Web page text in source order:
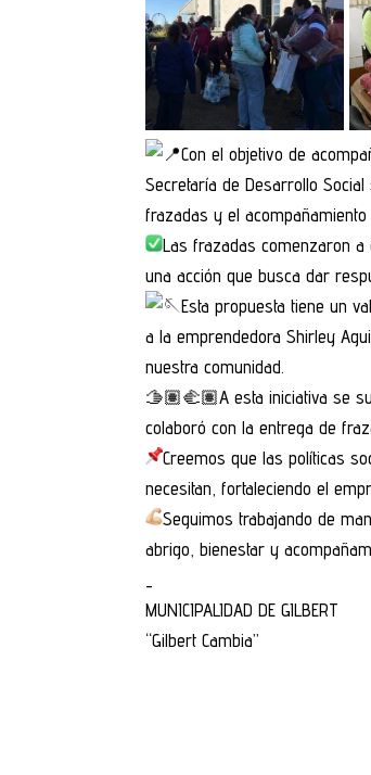
Con el objetivo de
Secretaría de Desarrollo
frazadas y el
Las frazadas comenzaron
una acción que busca dar
Esta propuesta tiene un
a la emprendedora Shirley
nuestra comunidad.
🫱🏽‍🫲🏽A esta iniciativa se
colaboró con la entrega de
Creemos que las políticas
necesitan, fortaleciendo el
Seguimos trabajando de
abrigo, bienestar y
MUNICIPALIDAD DE GILBERT
“Gilbert Cambia”